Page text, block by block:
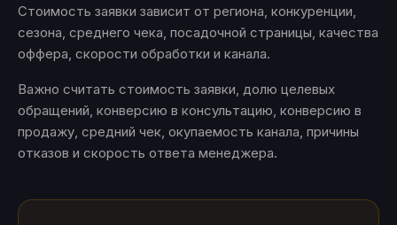
Стоимость заявки зависит от региона, конкуренции,
сезона, среднего чека, посадочной страницы, качества
оффера, скорости обработки и канала.
Важно считать стоимость заявки, долю целевых
обращений, конверсию в консультацию, конверсию в
продажу, средний чек, окупаемость канала, причины
отказов и скорость ответа менеджера.